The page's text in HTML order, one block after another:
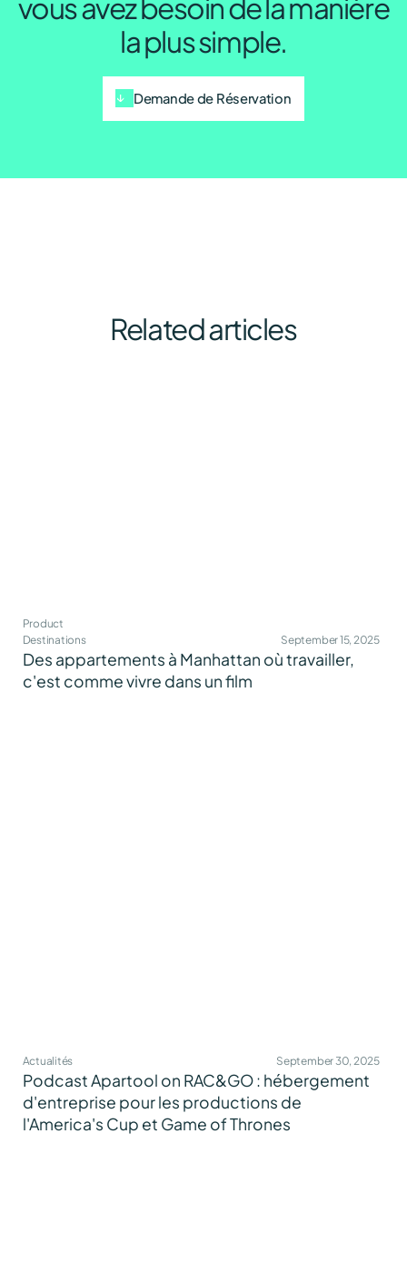
la plus simple.
Demande de Réservation
Related articles
Product
Destinations
September 15, 2025
Des appartements à Manhattan où travailler,
c'est comme vivre dans un film
Actualités September 30, 2025
Podcast Apartool on RAC&GO : hébergement
d'entreprise pour les productions de
l'America's Cup et Game of Thrones